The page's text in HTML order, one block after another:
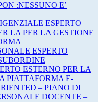
:NESSUNO E’
ESPERTO
LA PER LA GESTIONE
ESPERTO
ESTERNO PER LA
PIATTAFORMA E-
– PIANO DI
DOCENTE –